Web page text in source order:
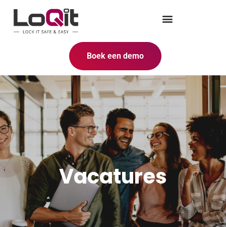
Boek een demo
Vacatures